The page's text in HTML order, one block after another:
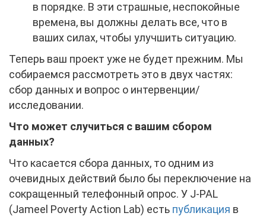
в порядке. В эти страшные, неспокойные
времена, вы должны делать все, что в
ваших силах, чтобы улучшить ситуацию.
Теперь ваш проект уже не будет прежним. Мы
собираемся рассмотреть это в двух частях:
сбор данных и вопрос о интервенции/
исследовании.
Что может случиться с вашим сбором
данных?
Что касается сбора данных, то одним из
очевидных действий было бы переключение на
сокращенный телефонный опрос. У J-PAL
(Jameel Poverty Action Lab) есть публикация в